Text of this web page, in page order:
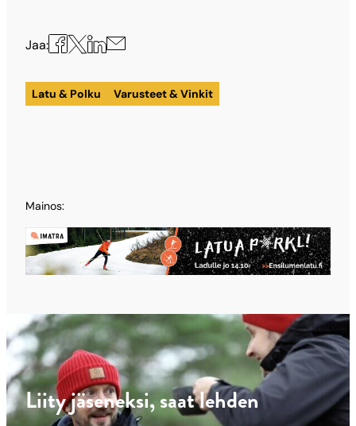
Jaa: Jaa
Facebookissa
Jaa
X:ssä
Jaa
LinkedInissä
Jaa
sähköpostilla
Latu & Polku Varusteet & Vinkit
Mainos:
Liity jäseneksi, saat lehden